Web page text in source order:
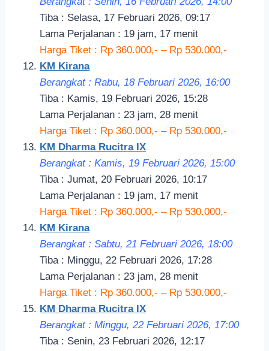
Tiba : Selasa, 17 Februari 2026, 09:17
Lama Perjalanan : 19 jam, 17 menit
Harga Tiket : Rp 360.000,- – Rp 530.000,-
KM Kirana
Berangkat : Rabu, 18 Februari 2026, 16:00
Tiba : Kamis, 19 Februari 2026, 15:28
Lama Perjalanan : 23 jam, 28 menit
Harga Tiket : Rp 360.000,- – Rp 530.000,-
KM Dharma Rucitra IX
Berangkat : Kamis, 19 Februari 2026, 15:00
Tiba : Jumat, 20 Februari 2026, 10:17
Lama Perjalanan : 19 jam, 17 menit
Harga Tiket : Rp 360.000,- – Rp 530.000,-
KM Kirana
Berangkat : Sabtu, 21 Februari 2026, 18:00
Tiba : Minggu, 22 Februari 2026, 17:28
Lama Perjalanan : 23 jam, 28 menit
Harga Tiket : Rp 360.000,- – Rp 530.000,-
KM Dharma Rucitra IX
Berangkat : Minggu, 22 Februari 2026, 17:00
Tiba : Senin, 23 Februari 2026, 12:17